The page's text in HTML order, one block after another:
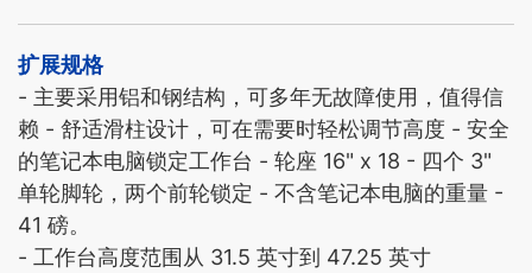
扩展规格
- 主要采用铝和钢结构，可多年无故障使用，值得信
赖 - 舒适滑柱设计，可在需要时轻松调节高度 - 安全
的笔记本电脑锁定工作台 - 轮座 16" x 18 - 四个 3"
单轮脚轮，两个前轮锁定 - 不含笔记本电脑的重量 -
41 磅。
- 工作台高度范围从 31.5 英寸到 47.25 英寸